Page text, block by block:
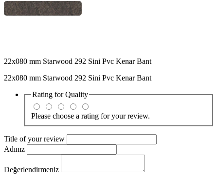
22x080 mm Starwood 292 Sini Pvc Kenar Bant
22x080 mm Starwood 292 Sini Pvc Kenar Bant
Rating forQuality
Please choose a rating for your review.
Title of your review
Adınız
Değerlendirmeniz